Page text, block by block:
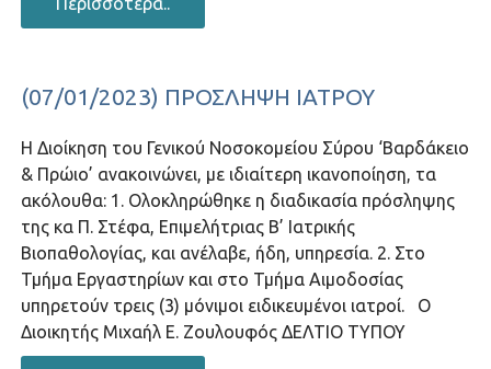
(07/01/2023) ΠΡΌΣΛΗΨΗ ΙΑΤΡΟΎ
Η Διοίκηση του Γενικού Νοσοκομείου Σύρου ‘Βαρδάκειο
& Πρώιο’ ανακοινώνει, με ιδιαίτερη ικανοποίηση, τα
ακόλουθα: 1. Ολοκληρώθηκε η διαδικασία πρόσληψης
της κα Π. Στέφα, Επιμελήτριας Β’ Ιατρικής
Βιοπαθολογίας, και ανέλαβε, ήδη, υπηρεσία. 2. Στο
Τμήμα Εργαστηρίων και στο Τμήμα Αιμοδοσίας
υπηρετούν τρεις (3) μόνιμοι ειδικευμένοι ιατροί. Ο
Διοικητής Μιχαήλ Ε. Ζουλουφός ΔΕΛΤΙΟ ΤΥΠΟΥ